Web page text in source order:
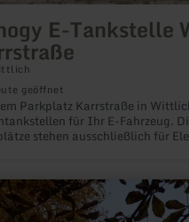
E-Tankstelle
geöffnet
Parkplatz Karrstraße in
für Ihr E-Fahrzeug.
stehen ausschließlich für